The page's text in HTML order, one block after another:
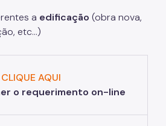
a edificação (obra nova,
etc...)
CLIQUE AQUI
o requerimento on-line